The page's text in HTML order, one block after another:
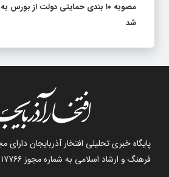
مصوبه ۱۰ بندی حمایتی دولت از
شد
پایگاه خبری تحلیلی افتخار آذربایجان دارای
فرهنگ و ارشاد اسلامی به شماره مجوز ۱۷۷۶۶